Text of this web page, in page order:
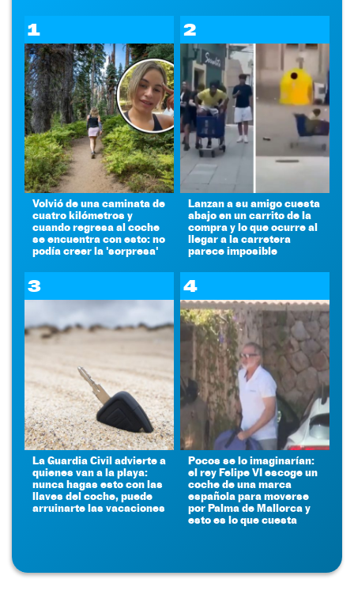
1
Volvió de una caminata de
cuatro kilómetros y
cuando regresa al coche
se encuentra con esto: no
podía creer la 'sorpresa'
2
Lanzan a su amigo cuesta
abajo en un carrito de la
compra y lo que ocurre al
llegar a la carretera
parece imposible
3
La Guardia Civil advierte a
quienes van a la playa:
nunca hagas esto con las
llaves del coche, puede
arruinarte las vacaciones
4
Pocos se lo imaginarían:
el rey Felipe VI escoge un
coche de una marca
española para moverse
por Palma de Mallorca y
esto es lo que cuesta